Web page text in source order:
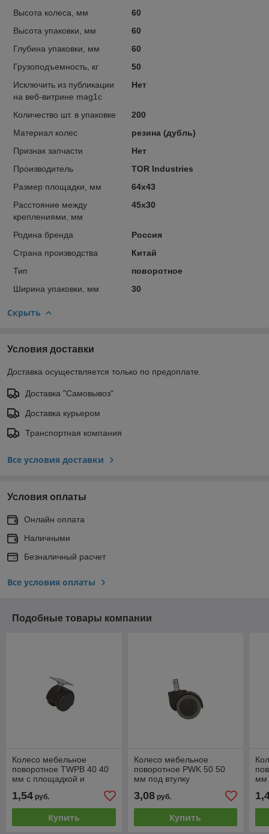
Высота колеса, мм
60
Высота упаковки, мм
60
Глубина упаковки, мм
60
Грузоподъемность, кг
50
Исключить из публикации
на веб-витрине mag1c
Нет
Количество шт. в упаковке
200
Материал колес
резина (дубль)
Признак запчасти
Нет
Производитель
TOR Industries
Размер площадки, мм
64х43
Расстояние между
креплениями, мм
45х30
Родина бренда
Россия
Страна производства
Китай
Тип
поворотное
Ширина упаковки, мм
30
Скрыть
Условия доставки
Доставка осуществляется только по предоплате.
Доставка "Самовывоз"
Доставка курьером
Транспортная компания
Все условия доставки
Условия оплаты
Онлайн оплата
Наличными
Безналичный расчет
Все условия оплаты
Подобные товары компании
Колесо мебельное
поворотное TWPB 40 40
мм с площадкой и
1,54 руб.
Купить
Колесо мебельное
поворотное PWK 50 50
мм под втулку
3,08руб.
Купить
мм